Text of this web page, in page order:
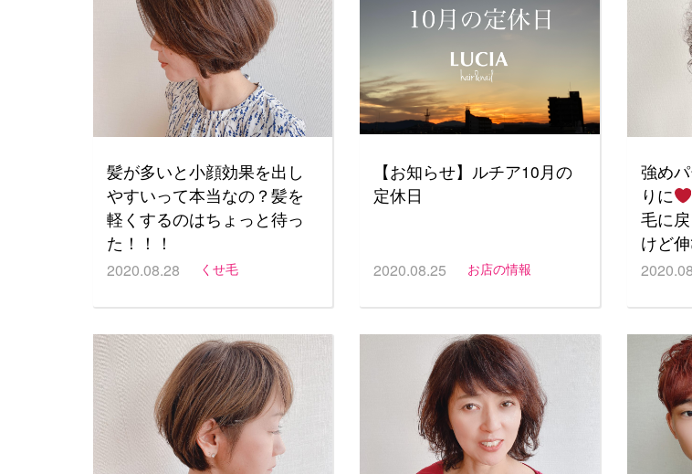
髪が多いと小顔効果を出し
やすいって本当なの？髪を
軽くするのはちょっと待っ
た！！！
2020.08.28 くせ毛
【お知らせ】ルチア10月の
定休日
2020.08.25 お店の情報
強め
りに
毛に
けど